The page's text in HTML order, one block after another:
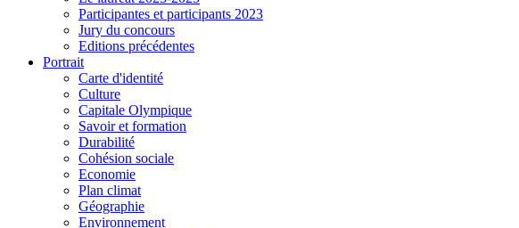
Participantes et participants 2023
Jury du concours
Editions précédentes
Portrait
Carte d'identité
Culture
Capitale Olympique
Savoir et formation
Durabilité
Cohésion sociale
Economie
Plan climat
Géographie
Environnement